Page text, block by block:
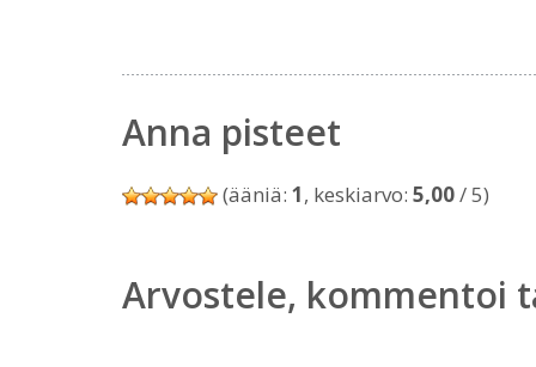
Anna pisteet
(ääniä: 1, keskiarvo: 5,00/ 5)
Arvostele, kommentoi